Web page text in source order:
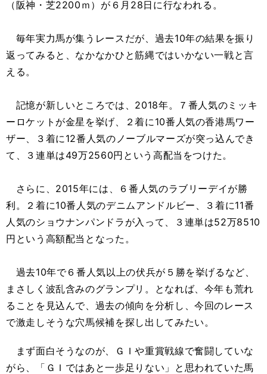
（阪神・芝2200ｍ）が６月28日に行なわれる。
毎年実力馬が集うレースだが、過去10年の結果を振り
返ってみると、なかなかひと筋縄ではいかない一戦と言
える。
記憶が新しいところでは、2018年。７番人気のミッキ
ーロケットが金星を挙げ、２着に10番人気の香港馬ワー
ザー、３着に12番人気のノーブルマーズが突っ込んでき
て、３連単は49万2560円という高配当をつけた。
さらに、2015年には、６番人気のラブリーデイが勝
利。２着に10番人気のデニムアンドルビー、３着に11番
人気のショウナンパンドラが入って、３連単は52万8510
円という高額配当となった。
過去10年で６番人気以上の伏兵が５勝を挙げるなど、
まさしく波乱含みのグランプリ。となれば、今年も荒れ
ることを見込んで、過去の傾向を分析し、今回のレース
で激走しそうな穴馬候補を探し出してみたい。
まず面白そうなのが、ＧＩや重賞戦線で奮闘していな
がら、「ＧＩではあと一歩足りない」と思われていた馬